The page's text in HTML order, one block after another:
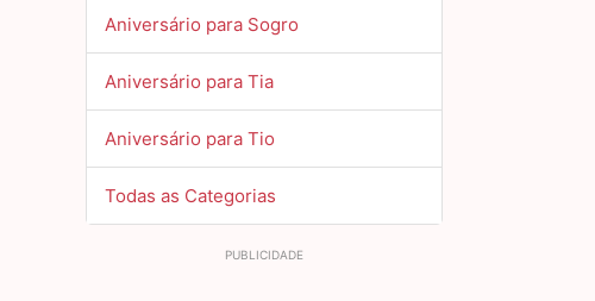
Aniversário para Sogro
Aniversário para Tia
Aniversário para Tio
Todas as Categorias